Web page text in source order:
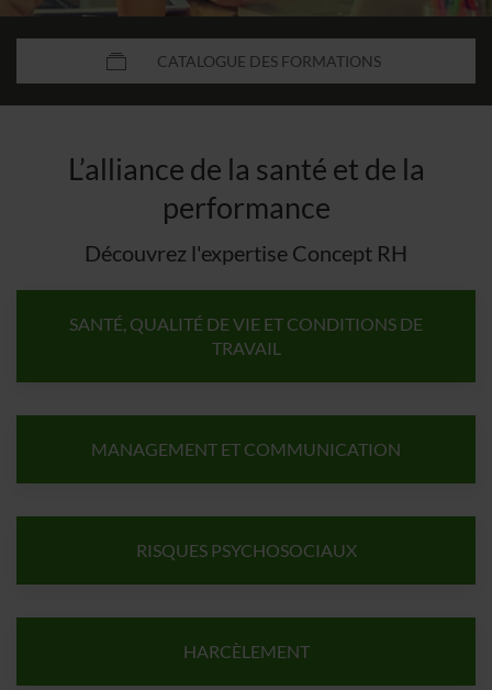
CATALOGUE DES FORMATIONS
L’alliance de la santé et de la
performance
Découvrez l'expertise Concept RH
SANTÉ, QUALITÉ DE VIE ET CONDITIONS DE
TRAVAIL
MANAGEMENT ET COMMUNICATION
RISQUES PSYCHOSOCIAUX
HARCÈLEMENT